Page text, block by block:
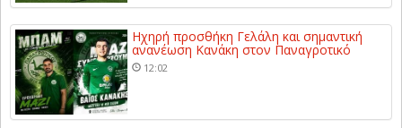
Ηχηρή προσθήκη Γελάλη και σημαντική
ανανέωση Κανάκη στον Παναγροτικό
12:02